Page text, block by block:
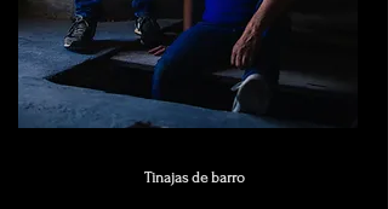
Tinajas de barro